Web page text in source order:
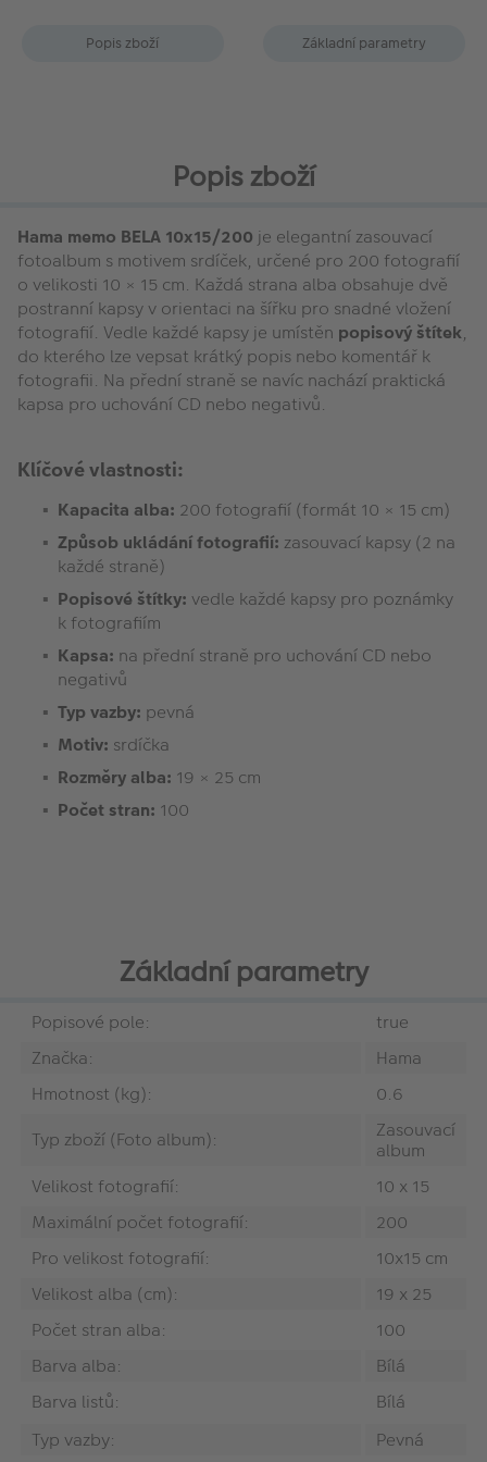
Popis zboží Základní parametry
Popis zboží
Hama memo BELA 10x15/200 je elegantní zasouvací
fotoalbum s motivem srdíček, určené pro 200 fotografií
o velikosti 10 × 15 cm. Každá strana alba obsahuje dvě
postranní kapsy v orientaci na šířku pro snadné vložení
fotografií. Vedle každé kapsy je umístěn popisový štítek,
do kterého lze vepsat krátký popis nebo komentář k
fotografii. Na přední straně se navíc nachází praktická
kapsa pro uchování CD nebo negativů.
Klíčové vlastnosti:
Kapacita alba: 200 fotografií (formát 10 × 15 cm)
Způsob ukládání fotografií: zasouvací kapsy (2 na
každé straně)
Popisové štítky: vedle každé kapsy pro poznámky
k fotografiím
Kapsa: na přední straně pro uchování CD nebo
negativů
Typ vazby: pevná
Motiv: srdíčka
Rozměry alba: 19 × 25 cm
Počet stran: 100
Základní parametry
Popisové pole:
true
Značka:
Hama
Hmotnost (kg):
0.6
Typ zboží (Foto album):
Zasouvací
album
Velikost fotografií:
10 x 15
Maximální počet fotografií:
200
Pro velikost fotografií:
10x15 cm
Velikost alba (cm):
19 x 25
Počet stran alba:
100
Barva alba:
Bílá
Barva listů:
Bílá
Typ vazby:
Pevná